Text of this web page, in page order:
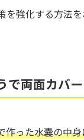
強化する方法
で両面カバー
った水嚢の中